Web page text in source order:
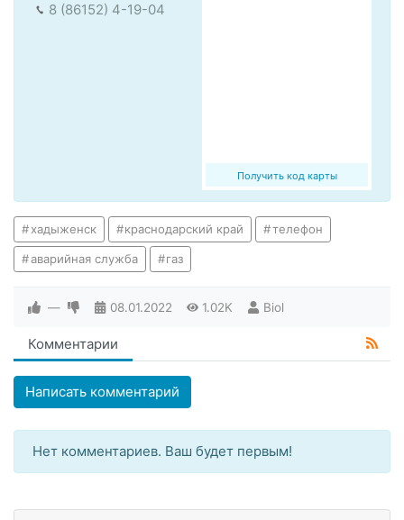
Получить код карты
8 (86152) 4-19-04
хадыженск краснодарский край телефон
аварийная служба газ
— 08.01.2022 1.02K Biol
Комментарии
Написать комментарий
Нет комментариев. Ваш будет первым!